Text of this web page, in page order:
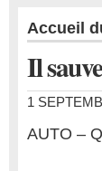
Accueil
Il
1
AUTO –